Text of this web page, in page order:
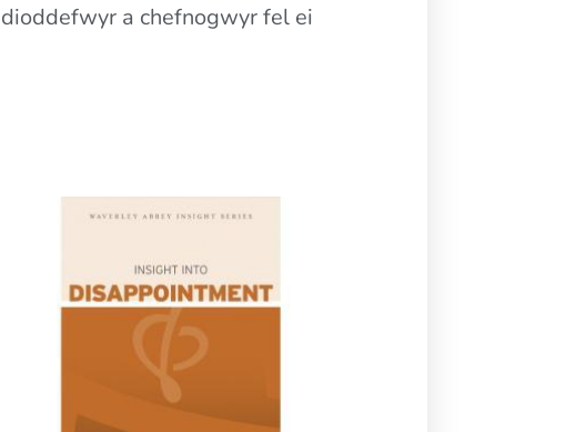
a chefnogwyr fel ei